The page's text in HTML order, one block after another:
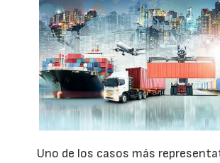
Uno de los casos más